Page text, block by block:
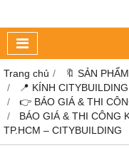
Trang chủ
🔖 SẢN
📍 KÍNH CITYBUILDING
👉 BÁO GIÁ & THI
BÁO GIÁ & THI CÔNG
TP.HCM – CITYBUILDING